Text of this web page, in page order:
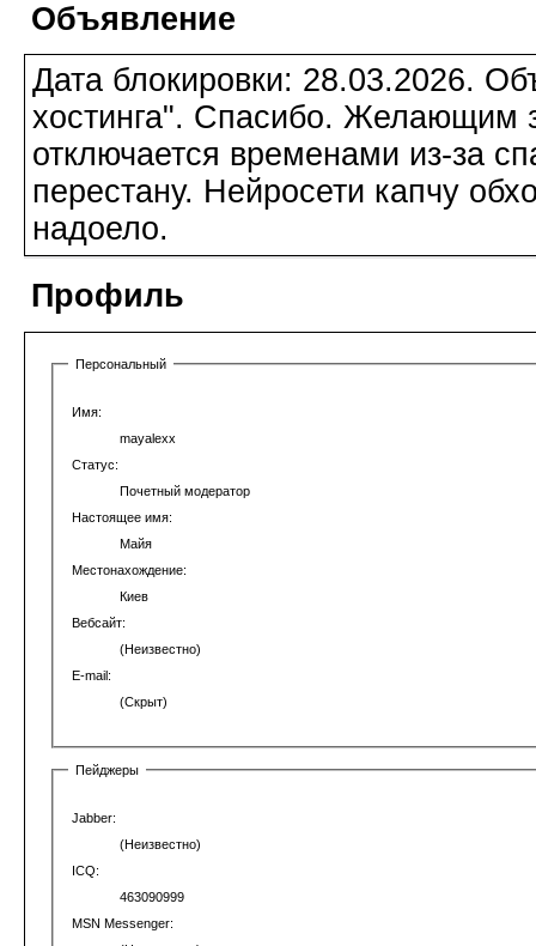
Объявление
Дата блокировки: 28.03.2026.
хостинга". Спасибо. Желающим
отключается временами из-за
перестану. Нейросети капчу
надоело.
Профиль
Персональный
Имя:
mayalexx
Статус:
Почетный модератор
Настоящее имя:
Майя
Местонахождение:
Киев
Вебсайт:
(Неизвестно)
E-mail:
(Скрыт)
Пейджеры
Jabber:
(Неизвестно)
ICQ:
463090999
MSN Messenger: